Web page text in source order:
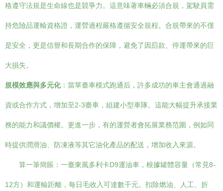
格遵守法規是生命線也是競爭力。這意味著車輛必須合規，駕駛員需
持危險品運輸資格證，運營過程嚴格遵循安全規程。合規帶來的不僅
是安全，更是信譽和長期合作的保障，避免了因罰款、停運帶來的巨
大損失。
規模效應與多元化：當單臺車模式跑通后，許多成功的車主會通過融
資或合作方式，增加至2-3臺車，組建小型車隊。這能大幅提升承接業
務的能力和議價權。更進一步，有的運營者會拓展業務范圍，例如同
時提供潤滑油、防凍液等其它油化產品的配送，增加收入來源。
算一筆簡賬：一臺東風多利卡D9運油車，根據罐體容量（常見8-
12方）和運輸距離，每日毛收入可達數千元。扣除燃油、人工、折